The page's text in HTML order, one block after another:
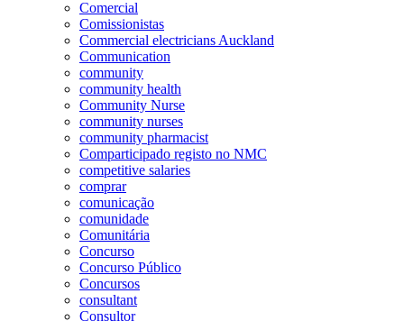
Comercial
Comissionistas
Commercial electricians Auckland
Communication
community
community health
Community Nurse
community nurses
community pharmacist
Comparticipado registo no NMC
competitive salaries
comprar
comunicação
comunidade
Comunitária
Concurso
Concurso Público
Concursos
consultant
Consultor